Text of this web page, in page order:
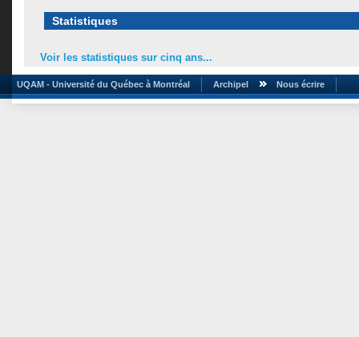
Statistiques
Voir les statistiques sur cinq ans...
UQAM - Université du Québec à Montréal Archipel Nous écrire